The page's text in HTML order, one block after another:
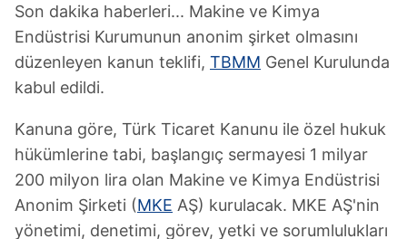
Son dakika haberleri... Makine ve Kimya
Endüstrisi Kurumunun anonim şirket olmasını
düzenleyen kanun teklifi, TBMM Genel Kurulunda
kabul edildi.
Kanuna göre, Türk Ticaret Kanunu ile özel hukuk
hükümlerine tabi, başlangıç sermayesi 1 milyar
200 milyon lira olan Makine ve Kimya Endüstrisi
Anonim Şirketi (MKE AŞ) kurulacak. MKE AŞ'nin
yönetimi, denetimi, görev, yetki ve sorumlulukları